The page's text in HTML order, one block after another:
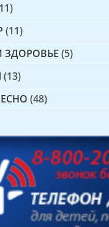
(11)
ЗДОРОВЬЕ (5)
(13)
(48)